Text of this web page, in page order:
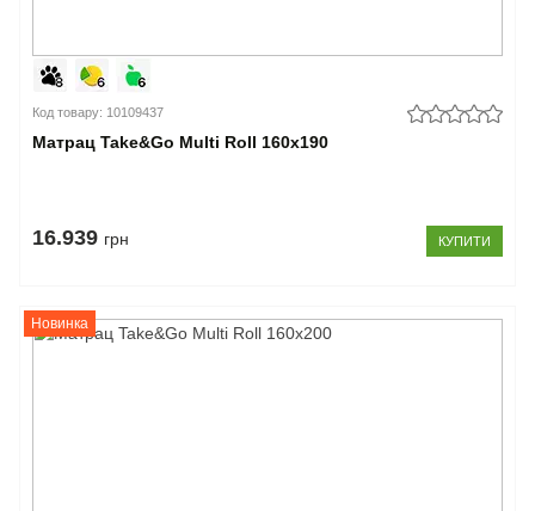
Код товару: 10109437
Матрац Take&Go Multi Roll 160x190
16.939 грн КУПИТИ
Новинка